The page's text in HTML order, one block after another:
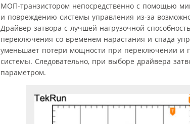
МОП-транзистором непосредственно с помощью
и повреждению системы управления из-за
Драйвер затвора с лучшей нагрузочной
переключения со временем нарастания и спада
уменьшает потери мощности при переключении и
системы. Следовательно, при выборе драйвера
параметром.